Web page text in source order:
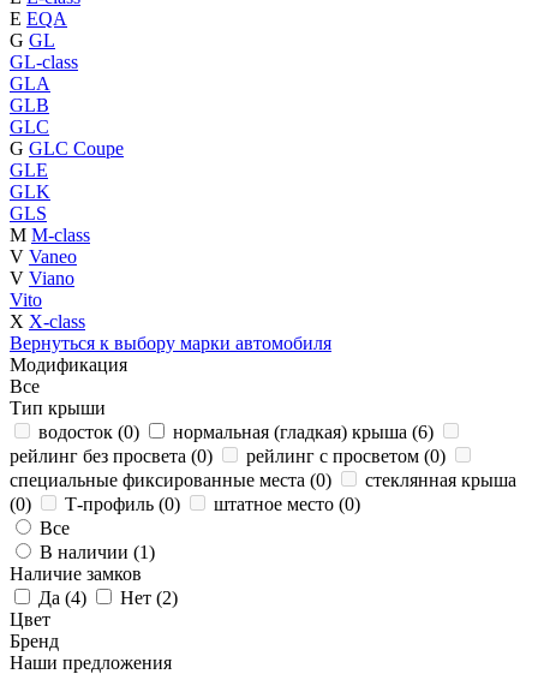
E EQA
G GL
GL-class
GLA
GLB
GLC
G GLC Coupe
GLE
GLK
GLS
M M-class
V Vaneo
V Viano
Vito
X X-class
Вернуться к выбору марки автомобиля
Модификация
Все
Тип крыши
водосток (0) нормальная (гладкая) крыша (6)
рейлинг без просвета (0) рейлинг с просветом (0)
специальные фиксированные места (0)
стеклянная крыша
(0) Т-профиль (0) штатное место (0)
Все
В наличии (1)
Наличие замков
Да (4) Нет (2)
Цвет
Бренд
Наши предложения